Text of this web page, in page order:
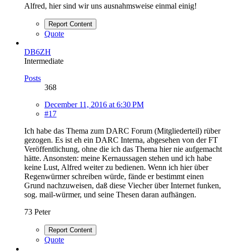
Alfred, hier sind wir uns ausnahmsweise einmal einig!
Report Content
Quote
DB6ZH
Intermediate
Posts
368
December 11, 2016 at 6:30 PM
#17
Ich habe das Thema zum DARC Forum (Mitgliederteil) rüber
gezogen. Es ist eh ein DARC Interna, abgesehen von der FT
Veröffentlichung, ohne die ich das Thema hier nie aufgemacht
hätte. Ansonsten: meine Kernaussagen stehen und ich habe
keine Lust, Alfred weiter zu bedienen. Wenn ich hier über
Regenwürmer schreiben würde, fände er bestimmt einen
Grund nachzuweisen, daß diese Viecher über Internet funken,
sog. mail-würmer, und seine Thesen daran aufhängen.
73 Peter
Report Content
Quote